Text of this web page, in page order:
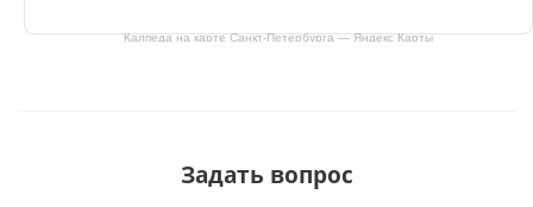
Калпеда на карте Санкт‑Петербурга — Яндекс Карты
Задать вопрос